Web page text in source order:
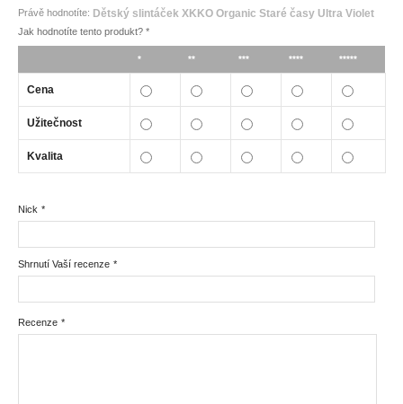
Právě hodnotíte: Dětský slintáček XKKO Organic Staré časy Ultra Violet
Jak hodnotíte tento produkt? *
* ** *** **** *****
Cena
Užitečnost
Kvalita
*
Nick
*
Shrnutí Vaší recenze
*
Recenze